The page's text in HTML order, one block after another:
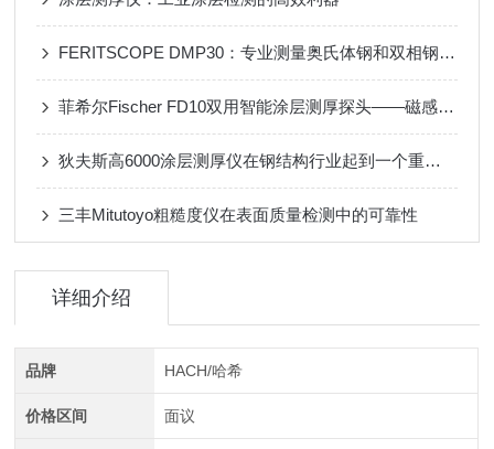
FERITSCOPE DMP30：专业测量奥氏体钢和双相钢中铁素体含量的仪器
菲希尔Fischer FD10双用智能涂层测厚探头——磁感+涡流双模探头
狄夫斯高6000涂层测厚仪在钢结构行业起到一个重要角色
三丰Mitutoyo粗糙度仪在表面质量检测中的可靠性
详细介绍
品牌 HACH/哈希
价格区间 面议